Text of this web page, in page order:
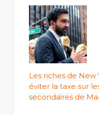
Les riches de
éviter la taxe sur
secondaires de